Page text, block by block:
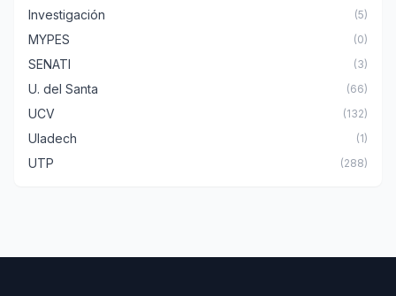
Investigación (5)
MYPES (0)
SENATI (3)
U. del Santa (66)
UCV (132)
Uladech (1)
UTP (288)